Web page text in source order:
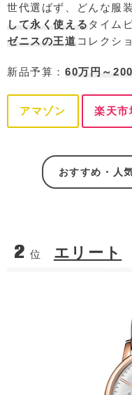
世代選ばず、どんな服
して永く使える タイム
ゼニスの王道 コレクシ
新品予算： 60万円～
アマゾン 楽天市
おすすめ・人
2 位 エリート